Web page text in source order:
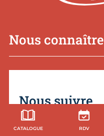
CATALOGUE RDV
Nous connaître
Nous suivre